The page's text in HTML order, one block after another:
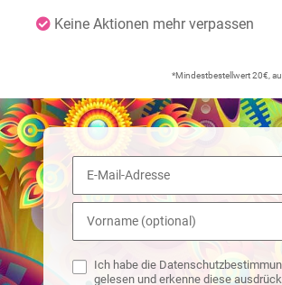
Ich habe die
gelesen und erkenne diese
Keine Aktionen mehr verpassen
*Mindestbestellwert 20€,